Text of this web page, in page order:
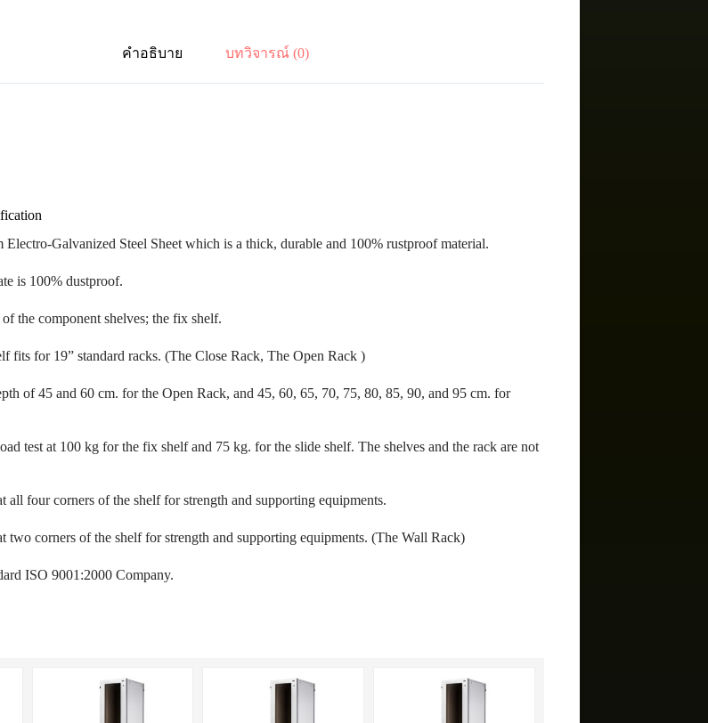
คำอธิบาย บทวิจารณ์ (0)
Electro-Galvanized Steel Sheet which is a thick, durable and 100% rustproof material.
is 100% dustproof.
the component shelves; the fix shelf.
fits for 19” standard racks. (The Close Rack, The Open Rack )
of 45 and 60 cm. for the Open Rack, and 45, 60, 65, 70, 75, 80, 85, 90, and 95 cm. for
test at 100 kg for the fix shelf and 75 kg. for the slide shelf. The shelves and the rack are not
all four corners of the shelf for strength and supporting equipments.
two corners of the shelf for strength and supporting equipments. (The Wall Rack)
ISO 9001:2000 Company.